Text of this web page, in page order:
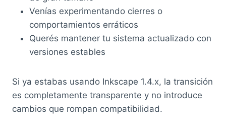
Venías experimentando cierres o
comportamientos erráticos
Querés mantener tu sistema actualizado con
versiones estables
Si ya estabas usando Inkscape 1.4.x, la transición
es completamente transparente y no introduce
cambios que rompan compatibilidad.